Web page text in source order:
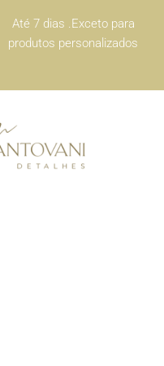
Até 7 dias .Exceto para
produtos personalizados